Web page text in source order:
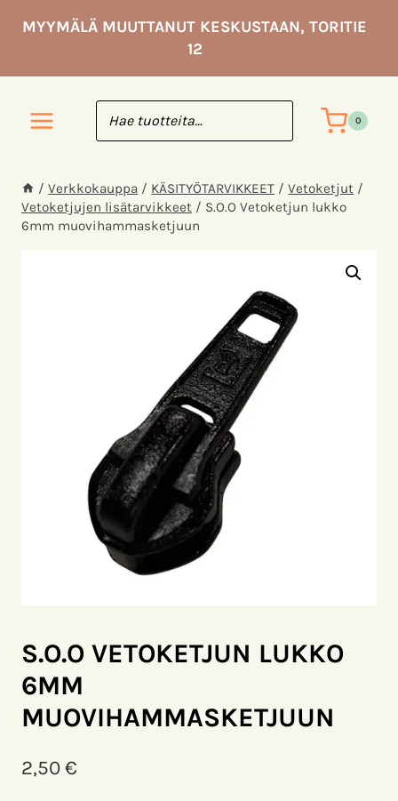
sisältöön
MYYMÄLÄ MUUTTANUT KESKUSTAAN, TORITIE
12
0
/ Verkkokauppa / KÄSITYÖ­TARVIKKEET / Vetoketjut /
Vetoketjujen lisätarvikkeet / S.O.O Vetoketjun lukko
6mm muovihammasketjuun
S.O.O VETOKETJUN LUKKO
6MM
MUOVIHAMMASKETJUUN
2,50€